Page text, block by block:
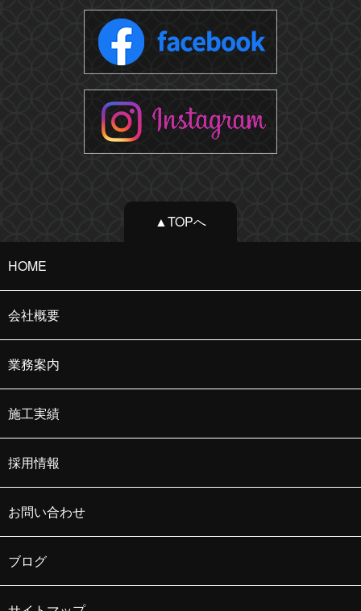
▲TOPへ
HOME
会社概要
業務案内
施工実績
採用情報
お問い合わせ
ブログ